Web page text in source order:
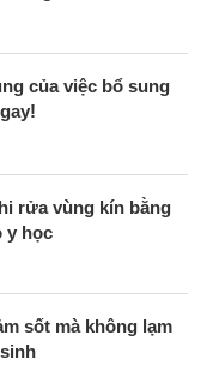
của việc bổ sung
rửa vùng kín bằng
y học
sốt mà không lạm